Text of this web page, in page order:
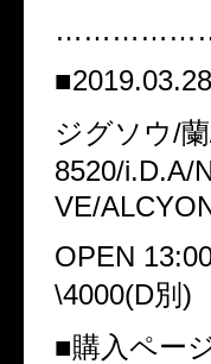
ジグソウ/
8520/i.D.A/
VE/
OPEN
\4000(D別)
■購入ペー